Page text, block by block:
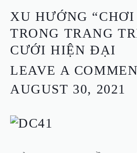
XU HƯỚNG
TRONG TRANG
CƯỚI HIỆN ĐẠI
LEAVE A
AUGUST 30, 2021
XU
HƯỚNG
“CHƠI
MÀU”
TRANG
TRÍ
ĐÁM